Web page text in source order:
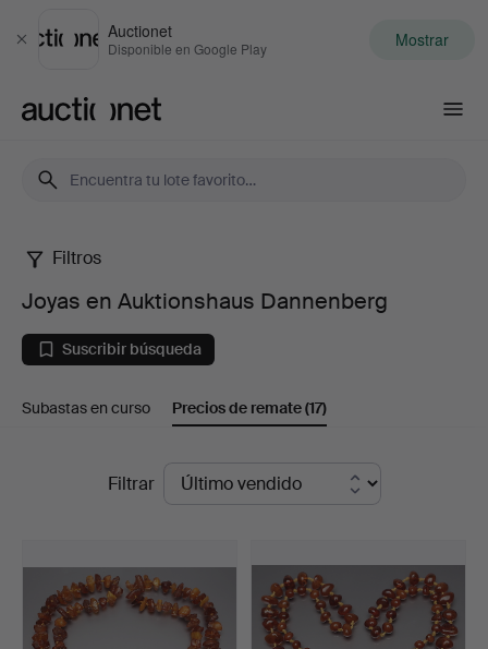
Cerrar
Auctionet
Disponible en Google Play Mostrar
Joyas
en
Auktionshaus
Dannenberg
Filtros
Joyas en Auktionshaus Dannenberg
Suscribir búsqueda
Subastas en curso Precios de remate(17)
Filtrar